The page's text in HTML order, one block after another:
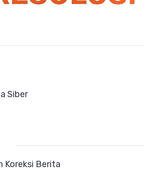
Siber
Koreksi Berita